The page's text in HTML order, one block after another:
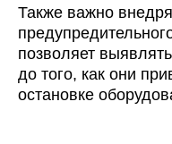
Также важно
позволяет
до того, как они
остановке